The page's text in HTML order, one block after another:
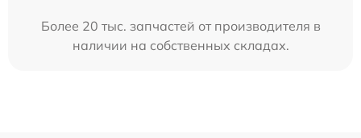
Более 20 тыс. запчастей от производителя в
наличии на собственных складах.